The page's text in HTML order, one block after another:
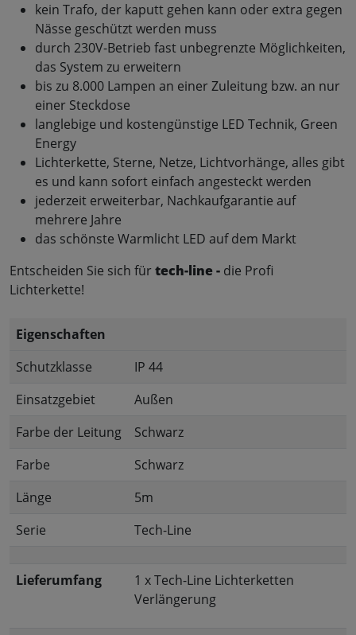
kein Trafo, der kaputt gehen kann oder extra gegen
Nässe geschützt werden muss
durch 230V-Betrieb fast unbegrenzte Möglichkeiten,
das System zu erweitern
bis zu 8.000 Lampen an einer Zuleitung bzw. an nur
einer Steckdose
langlebige und kostengünstige LED Technik, Green
Energy
Lichterkette, Sterne, Netze, Lichtvorhänge, alles gibt
es und kann sofort einfach angesteckt werden
jederzeit erweiterbar, Nachkaufgarantie auf
mehrere Jahre
das schönste Warmlicht LED auf dem Markt
Entscheiden Sie sich fürtech-line - die Profi
Lichterkette!
Eigenschaften
Schutzklasse
IP 44
Einsatzgebiet
Außen
Farbe der Leitung
Schwarz
Farbe
Schwarz
Länge
5m
Serie
Tech-Line
Lieferumfang
1 x Tech-Line Lichterketten
Verlängerung